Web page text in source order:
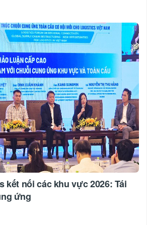
kết nối các khu vực 2026: Tái
ứng